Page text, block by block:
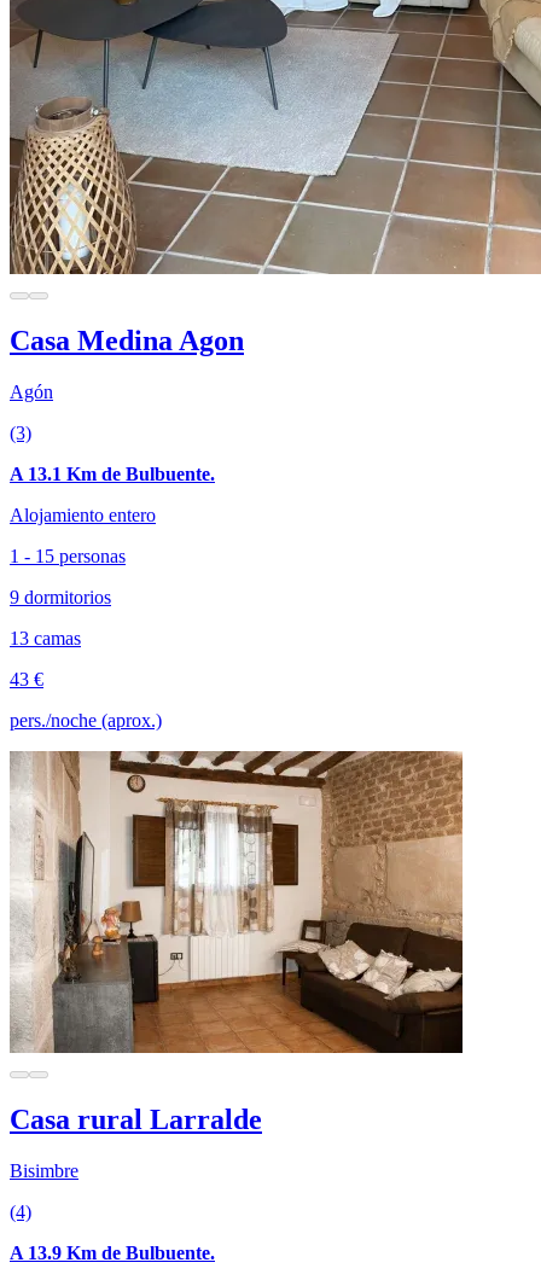
Casa Medina Agon
Agón
(3)
A 13.1 Km de Bulbuente.
Alojamiento entero
1 - 15 personas
9 dormitorios
13 camas
43 €
pers./noche (aprox.)
Casa rural Larralde
Bisimbre
(4)
A 13.9 Km de Bulbuente.